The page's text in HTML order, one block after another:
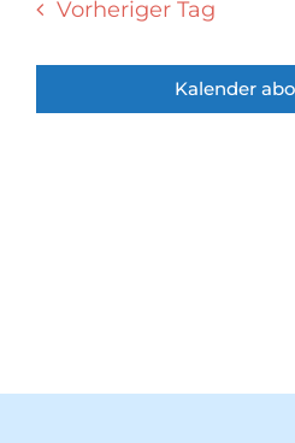
Vorheriger Tag
Kalender